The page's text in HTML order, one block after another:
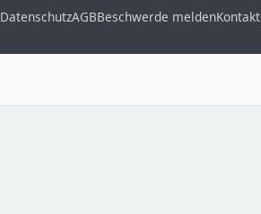
DatenschutzAGBBeschwerde meldenKontakt